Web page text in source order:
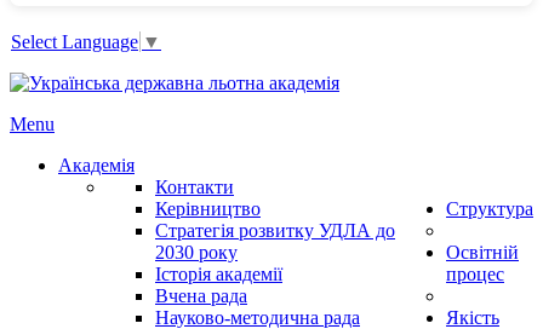
Select Language ▼
Menu
Академія
Контакти
Керівництво
Стратегія розвитку УДЛА до
2030 року
Історія академії
Вчена рада
Науково-методична рада
Структура
Освітній
процес
Якість